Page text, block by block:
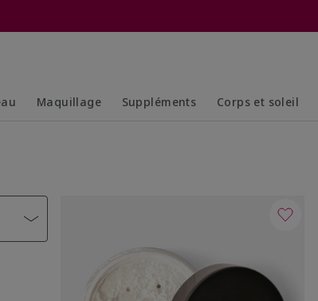
Maquillage Suppléments Corps et soleil